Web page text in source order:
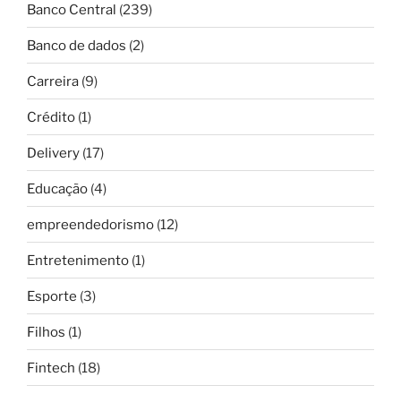
Banco Central (239)
Banco de dados (2)
Carreira (9)
Crédito (1)
Delivery (17)
Educação (4)
empreendedorismo (12)
Entretenimento (1)
Esporte (3)
Filhos (1)
Fintech (18)